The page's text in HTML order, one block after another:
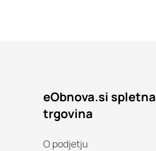
eObnova.si spletna
trgovina
O podjetju